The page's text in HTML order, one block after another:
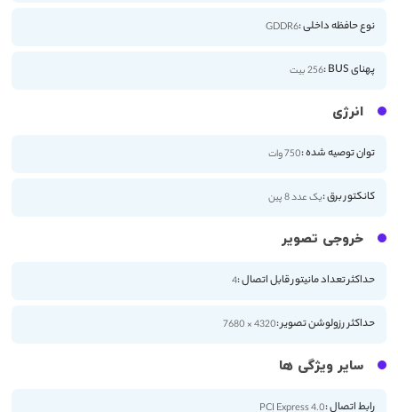
نوع حافظه داخلی :GDDR6
پهنای BUS : 256 بیت
انرژی
توان توصیه شده :750 وات
کانکتور برق :یک عدد 8 پین
خروجی تصویر
حداکثر تعداد مانیتور قابل اتصال :4
حداکثر رزولوشن تصویر :4320 × 7680
سایر ویژگی ها
رابط اتصال :PCI Express 4.0